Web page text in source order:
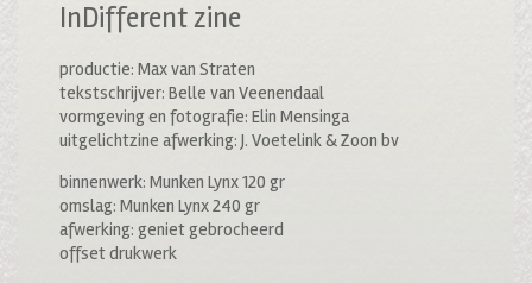
InDifferent zine
productie: Max van Straten
tekstschrijver: Belle van Veenendaal
vormgeving en fotografie: Elin Mensinga
uitgelichtzine afwerking: J. Voetelink & Zoon bv
binnenwerk: Munken Lynx 120 gr
omslag: Munken Lynx 240 gr
afwerking: geniet gebrocheerd
offset drukwerk